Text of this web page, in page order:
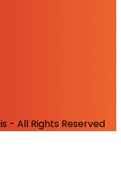
- All Rights Reserved